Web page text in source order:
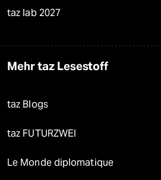
taz lab 2027
Mehr taz Lesestoff
taz Blogs
taz FUTURZWEI
Le Monde diplomatique